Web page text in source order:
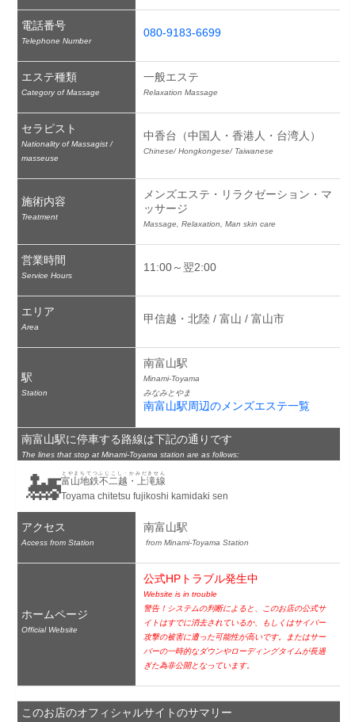
電話番号
Telephone Number
080-9183-6699
エステ種類
Category of Massage
一般エステ
Relaxation Massage
セラピスト
Nationality of Massagist /
masseuse
中香台（中国人・香港人・台湾人）
Chinese/ Hongkongese/ Taiwanese
施術内容
Treatment
メンズエステ・リラクゼーション・マ
ッサージ
Massage, Relaxation, Man skin care
営業時間
Service Hours
11:00～翌2:00
エリア
Area
甲信越・北陸 / 富山 / 富山市
駅
Station
南富山駅
Minami-Toyama
みなみとやま
南富山駅周辺のメンズエステ一覧
南富山駅に停車する路線は下記の通りです
The lines that stop at Minami-Toyama station are as follows:
🚂富山地鉄不二越・上滝線
とやまちてつふじこし・かみだきせん
Toyama chitetsu fujikoshi kamidaki sen
アクセス
Access from Station
南富山駅
from Minami-Toyama Station
ホームページ
Official Website
公式HPトラブル発生中
Website is in trouble
警告！システムの判断によると、このお店の公式サ
イトはすでに消去されているか、もしくはサイバー
攻撃の被害に遭った可能性が高いです。またはサー
バーの一時的なダウンやローディングタイムが長過
ぎた為非公開となっています。
このお店のオフィシャルサイトのサマリー